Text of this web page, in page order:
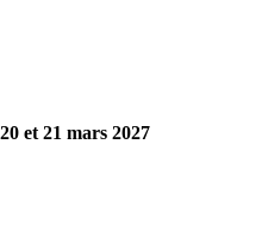
et 21 mars 2027